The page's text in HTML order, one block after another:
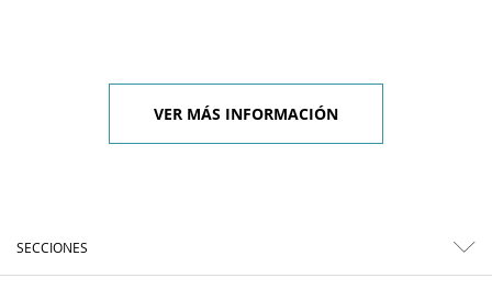
VER MÁS INFORMACIÓN
SECCIONES